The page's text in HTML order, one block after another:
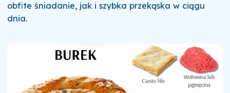
obfite śniadanie, jak i szybka przekąska w ciągu
dnia.